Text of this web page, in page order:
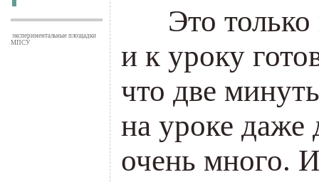
экспериментальные площадки
МПСУ
Это
и к уроку
что две
на уроке
очень много.